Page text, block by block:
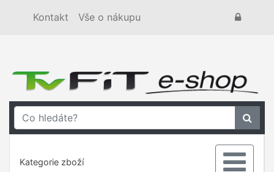
Kontakt Vše o nákupu
Kategorie zboží